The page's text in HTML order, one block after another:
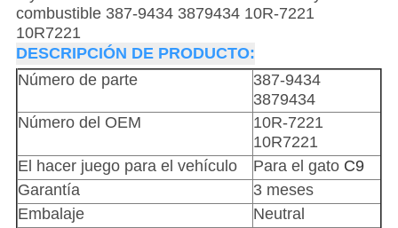
combustible 387-9434 3879434 10R-7221
10R7221
DESCRIPCIÓN DE PRODUCTO:
Número de parte
387-9434
3879434
Número del OEM
10R-7221
10R7221
El hacer juego para el vehículo
Para el gatoC9
Garantía
3 meses
Embalaje
Neutral